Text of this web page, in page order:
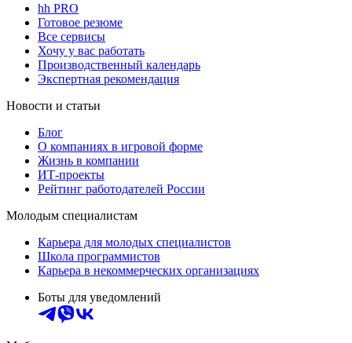
hh PRO
Готовое резюме
Все сервисы
Хочу у вас работать
Производственный календарь
Экспертная рекомендация
Новости и статьи
Блог
О компаниях в игровой форме
Жизнь в компании
ИТ-проекты
Рейтинг работодателей России
Молодым специалистам
Карьера для молодых специалистов
Школа программистов
Карьера в некоммерческих организациях
Боты для уведомлений